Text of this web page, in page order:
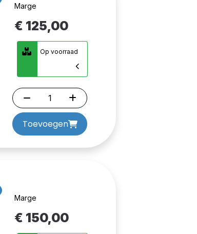
Marge
€ 125,00
Op voorraad
Toevoegen
Marge
€ 150,00